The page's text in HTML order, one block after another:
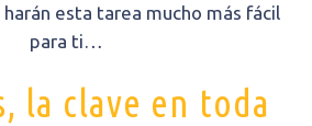
esta tarea mucho más fácil
para ti…
la clave en toda